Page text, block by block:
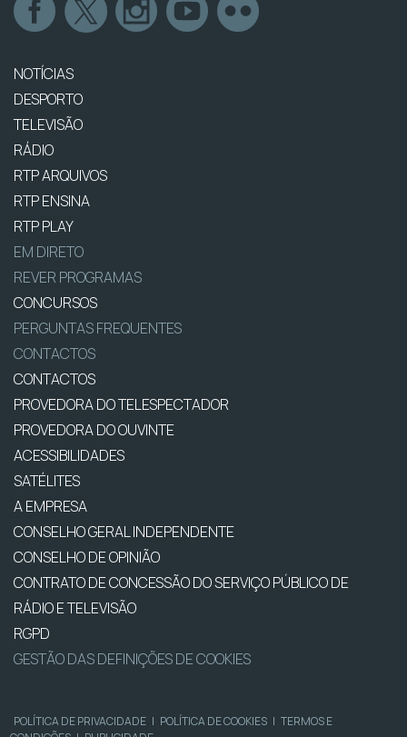
NOTÍCIAS
DESPORTO
TELEVISÃO
RÁDIO
RTP ARQUIVOS
RTP ENSINA
RTP PLAY
EM DIRETO
REVER PROGRAMAS
CONCURSOS
PERGUNTAS FREQUENTES
CONTACTOS
CONTACTOS
PROVEDORA DO TELESPECTADOR
PROVEDORA DO OUVINTE
ACESSIBILIDADES
SATÉLITES
A EMPRESA
CONSELHO GERAL INDEPENDENTE
CONSELHO DE OPINIÃO
CONTRATO DE CONCESSÃO DO SERVIÇO PÚBLICO DE
RÁDIO E TELEVISÃO
RGPD
GESTÃO DAS DEFINIÇÕES DE COOKIES
POLÍTICA DE PRIVACIDADE | POLÍTICA DE COOKIES | TERMOS E